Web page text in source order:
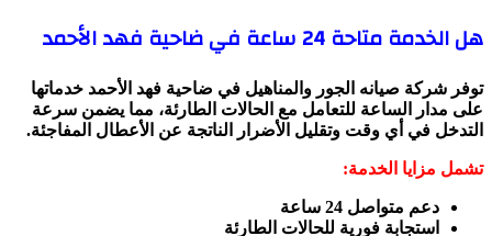
هل الخدمة متاحة 24 ساعة في ضاحية فهد الأحمد
توفر شركة صيانه الجور والمناهيل في ضاحية فهد الأحمد خدماتها
على مدار الساعة للتعامل مع الحالات الطارئة، مما يضمن سرعة
التدخل في أي وقت وتقليل الأضرار الناتجة عن الأعطال المفاجئة.
تشمل مزايا الخدمة:
دعم متواصل 24 ساعة
استجابة فورية للحالات الطارئة